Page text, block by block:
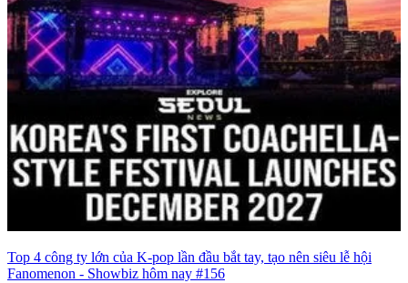
Top 4 công ty lớn của K-pop lần đầu bắt tay, tạo nên siêu lễ hội
Fanomenon - Showbiz hôm nay #156